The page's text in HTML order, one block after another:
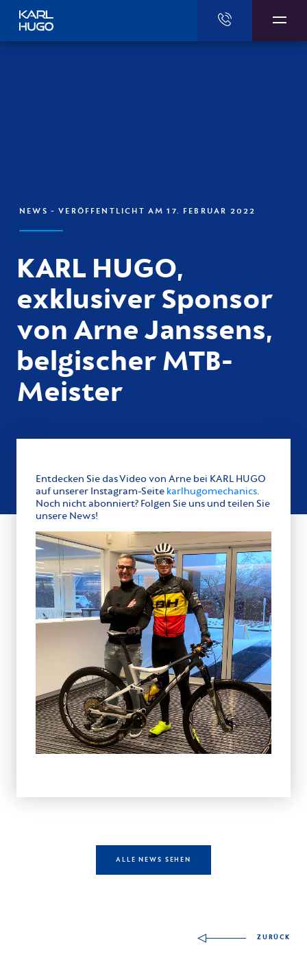
NEWS - VERÖFFENTLICHT AM 17. FEBRUAR 2022
KARL HUGO,
exklusiver Sponsor
von Arne Janssens,
belgischer MTB-
Meister
Entdecken Sie das Video von Arne bei KARL HUGO
auf unserer Instagram-Seite karlhugomechanics.
Noch nicht abonniert? Folgen Sie uns und teilen Sie
unsere News!
ALLE NEWS SEHEN
ZURÜCK
Karl Hugo